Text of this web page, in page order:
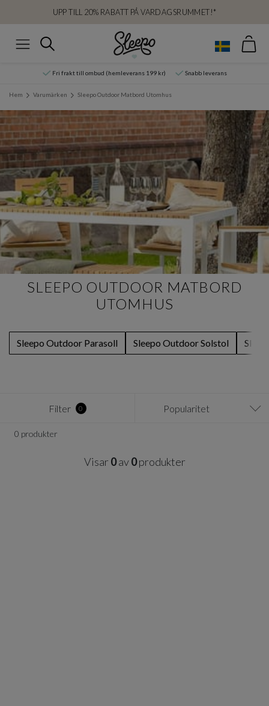
UPP TILL 20% RABATT PÅ VARDAGSRUMMET!*
Sök
Fri frakt till ombud (hemleverans 199 kr) Snabb leverans
Hem Varumärken Sleepo Outdoor Matbord Utomhus
SLEEPO OUTDOOR MATBORD
UTOMHUS
Sleepo Outdoor Parasoll Sleepo Outdoor Solstol
Filter 0 Popularitet
0 produkter
Visar 0av0produkter